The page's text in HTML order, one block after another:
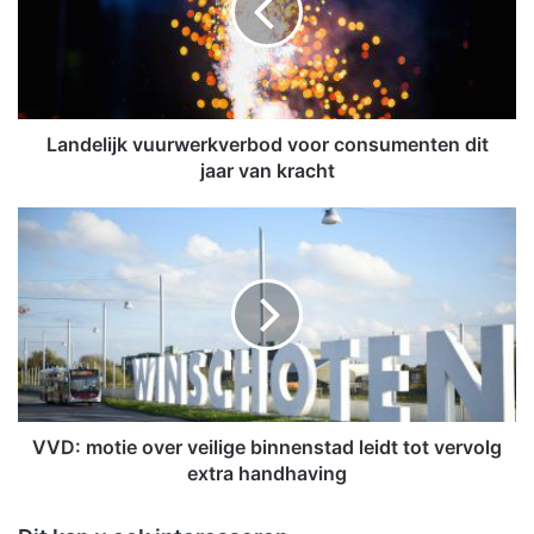
k
r
k
v
e
r
b
Landelijk vuurwerkverbod voor consumenten dit
jaar van kracht
V
V
:
m
t
i
e
VVD: motie over veilige binnenstad leidt tot vervolg
extra handhaving